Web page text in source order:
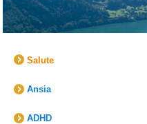
Salute
Ansia
ADHD